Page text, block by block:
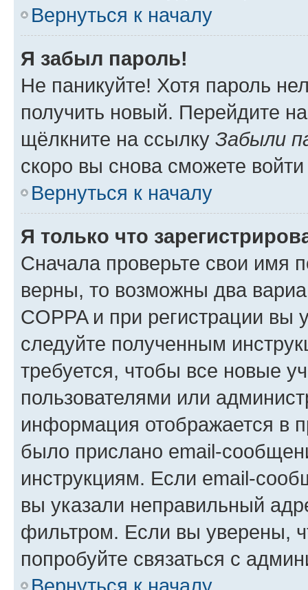
Вернуться к началу
Я забыл пароль!
Не паникуйте! Хотя пароль
получить новый. Перейдите
щёлкните на ссылку Забыли
скоро вы снова сможете
Вернуться к началу
Я только что
Сначала проверьте свои имя
верны, то возможны два
COPPA и при регистрации вы
следуйте полученным
требуется, чтобы все новые
пользователями или
информация отображается в
было прислано email-
инструкциям. Если email-
вы указали неправильный
фильтром. Если вы уверены,
попробуйте связаться с
Вернуться к началу